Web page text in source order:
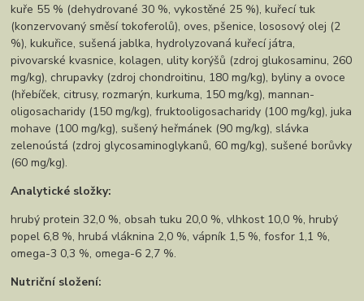
kuře 55 % (dehydrované 30 %, vykostěné 25 %), kuřecí tuk
(konzervovaný směsí tokoferolů), oves, pšenice, lososový olej (2
%), kukuřice, sušená jablka, hydrolyzovaná kuřecí játra,
pivovarské kvasnice, kolagen, ulity korýšů (zdroj glukosaminu, 260
mg/kg), chrupavky (zdroj chondroitinu, 180 mg/kg), byliny a ovoce
(hřebíček, citrusy, rozmarýn, kurkuma, 150 mg/kg), mannan-
oligosacharidy (150 mg/kg), fruktooligosacharidy (100 mg/kg), juka
mohave (100 mg/kg), sušený heřmánek (90 mg/kg), slávka
zelenoústá (zdroj glycosaminoglykanů, 60 mg/kg), sušené borůvky
(60 mg/kg).
Analytické složky:
hrubý protein 32,0 %, obsah tuku 20,0 %, vlhkost 10,0 %, hrubý
popel 6,8 %, hrubá vláknina 2,0 %, vápník 1,5 %, fosfor 1,1 %,
omega-3 0,3 %, omega-6 2,7 %.
Nutriční složení: